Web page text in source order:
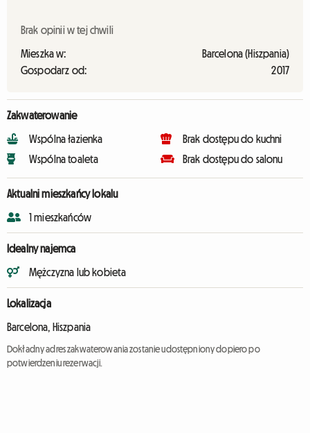
Brak opinii w tej chwili
Mieszka w:
Barcelona (Hiszpania)
Gospodarz od:
2017
Zakwaterowanie
Wspólna łazienka
Wspólna toaleta
Brak dostępu do kuchni
Brak dostępu do salonu
Aktualni mieszkańcy lokalu
1 mieszkańców
Idealny najemca
Mężczyzna lub kobieta
Lokalizacja
Barcelona, Hiszpania
Dokładny adres zakwaterowania zostanie udostępniony dopiero po
potwierdzeniu rezerwacji.